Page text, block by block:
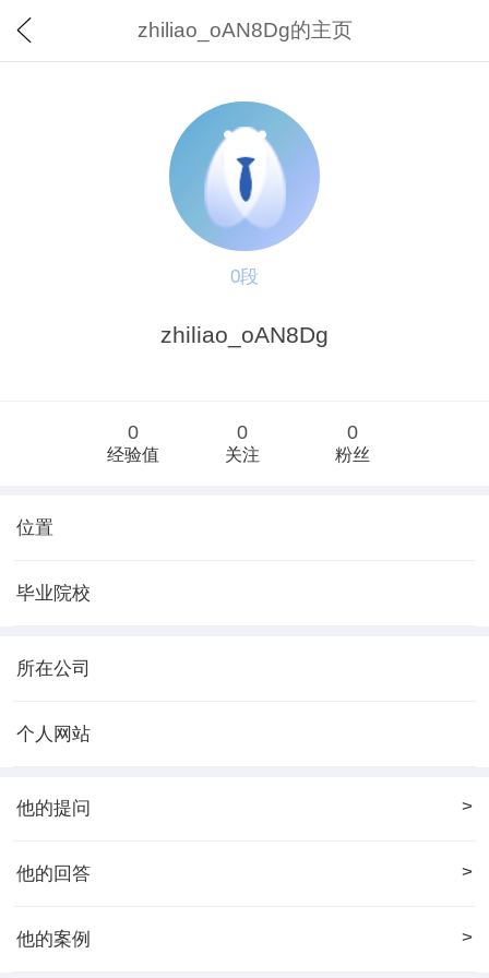
zhiliao_oAN8Dg的主页
0段
zhiliao_oAN8Dg
0
经验值
0
关注
0
粉丝
位置
毕业院校
所在公司
个人网站
他的提问 >
他的回答 >
他的案例 >